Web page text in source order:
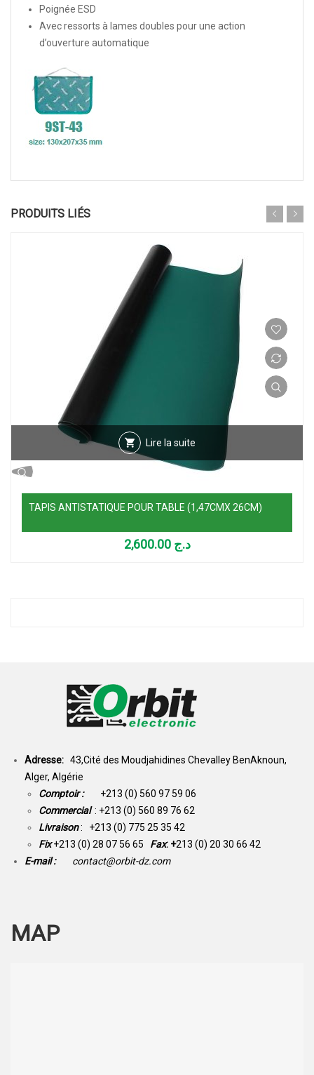
Poignée ESD
Avec ressorts à lames doubles pour une action
d’ouverture automatique
PRODUITS LIÉS
Lire la suite
TAPIS ANTISTATIQUE POUR TABLE (1,47CMX 26CM)
د.ج 2,600.00
Adresse: 43,Cité des Moudjahidines Chevalley BenAknoun,
Alger, Algérie
Comptoir : +213 (0) 560 97 59 06
Commercial : +213 (0) 560 89 76 62
Livraison: +213 (0) 775 25 35 42
Fix +213 (0) 28 07 56 65 Fax: +213 (0) 20 30 66 42
E-mail :
contact@orbit-dz.com
MAP